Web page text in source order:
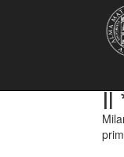
Il